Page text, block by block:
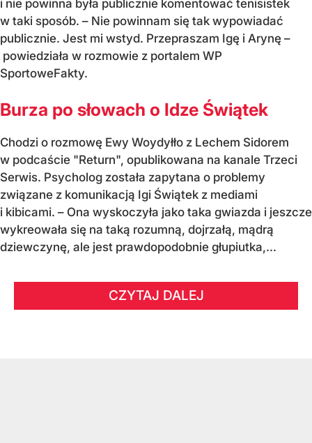
i nie powinna była publicznie komentować tenisistek
w taki sposób. – Nie powinnam się tak wypowiadać
publicznie. Jest mi wstyd. Przepraszam Igę i Arynę –
powiedziała w rozmowie z portalem WP
SportoweFakty.
Burza po słowach o Idze Świątek
Chodzi o rozmowę Ewy Woydyłło z Lechem Sidorem
w podcaście "Return", opublikowana na kanale Trzeci
Serwis. Psycholog została zapytana o problemy
związane z komunikacją Igi Świątek z mediami
i kibicami. – Ona wyskoczyła jako taka gwiazda i jeszcze
wykreowała się na taką rozumną, dojrzałą, mądrą
dziewczynę, ale jest prawdopodobnie głupiutka,...
CZYTAJ DALEJ